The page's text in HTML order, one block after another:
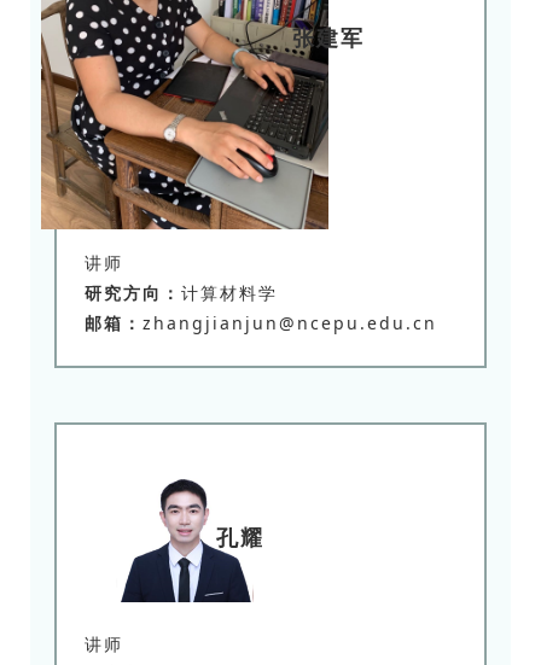
张建军
讲师
研究方向： 计算材料学
邮箱： zhangjianjun@ncepu.edu.cn
孔耀
讲师